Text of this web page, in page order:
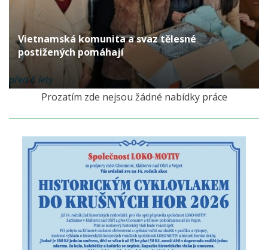
Vietnamská komunita a svaz tělesné
postižených pomáhají
před 6 lety
Prozatím zde nejsou žádné nabídky práce